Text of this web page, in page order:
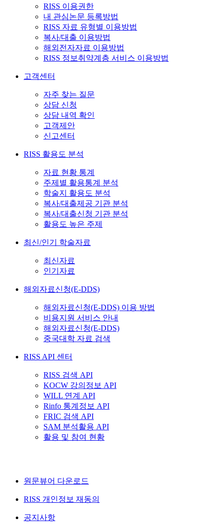
RISS 이용권한
내 관심논문 등록방법
RISS 자료 유형별 이용방법
복사/대출 이용방법
해외전자자료 이용방법
RISS 정보취약계층 서비스 이용방법
고객센터
자주 찾는 질문
상담 신청
상담 내역 확인
고객제안
신고센터
RISS 활용도 분석
자료 현황 통계
주제별 활용통계 분석
학술지 활용도 분석
복사/대출제공 기관 분석
복사/대출신청 기관 분석
활용도 높은 주제
최신/인기 학술자료
최신자료
인기자료
해외자료신청(E-DDS)
해외자료신청(E-DDS) 이용 방법
비용지원 서비스 안내
해외자료신청(E-DDS)
중국대학 자료 검색
RISS API 센터
RISS 검색 API
KOCW 강의정보 API
WILL 연계 API
Rinfo 통계정보 API
FRIC 검색 API
SAM 분석활용 API
활용 및 참여 현황
원문뷰어 다운로드
RISS 개인정보 재동의
공지사항